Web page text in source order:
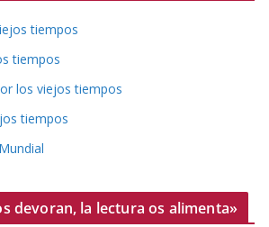
tiempos
tiempos
los viejos tiempos
tiempos
devoran, la lectura os alimenta»